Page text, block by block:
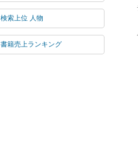
検索上位 人物
書籍売上ランキング